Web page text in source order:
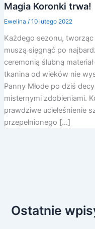
Magia Koronki trwa!
Ewelina / 10 lutego 2022
Każdego sezonu,
muszą sięgnąć po
ceremonią ślubną
tkanina od wieków nie
Panny Młode po dziś
misternymi zdobieniami.
prawdziwe ucieleśnienie
przepełnionego […]
Ostatnie